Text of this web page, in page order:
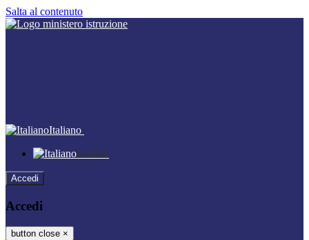
Salta al contenuto
Italiano
Italiano
Accedi
Accedi
button close ×